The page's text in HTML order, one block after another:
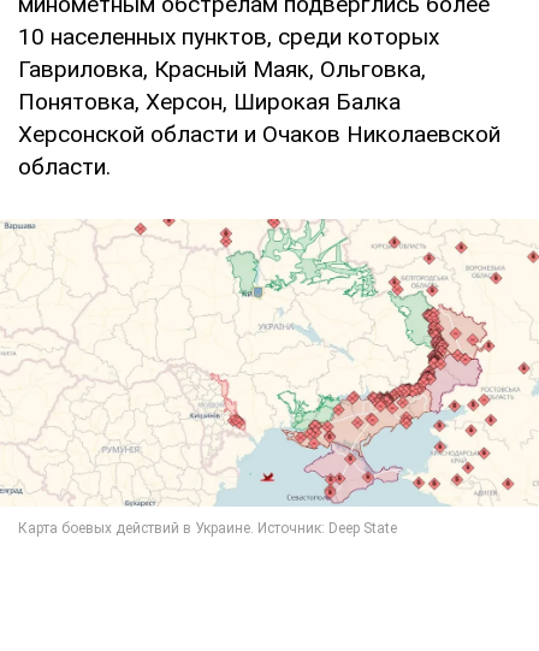
10 населенных пунктов, среди которых
Гавриловка, Красный Маяк, Ольговка,
Понятовка, Херсон, Широкая Балка
Херсонской области и Очаков Николаевской
области.